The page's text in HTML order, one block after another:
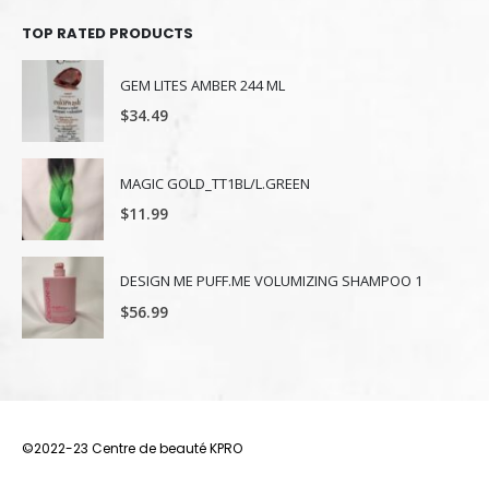
TOP RATED PRODUCTS
GEM LITES AMBER 244 ML
$34.49
MAGIC GOLD_TT1BL/L.GREEN
$11.99
DESIGN ME PUFF.ME VOLUMIZING SHAMPOO 1
$56.99
©2022-23 Centre de beauté KPRO